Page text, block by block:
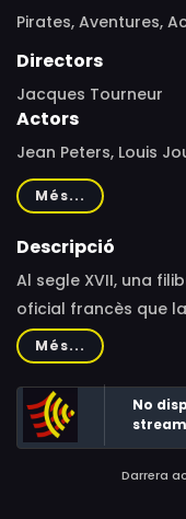
Pirates, Aventures,
Directors
Jacques Tourneur
Actors
Jean Peters, Louis
Marshall, Thomas
Francis Pierlot, Sean
Nelson, Douglas
Més...
Descripció
Al segle XVII, una
oficial francès que
Més...
No
Darrera